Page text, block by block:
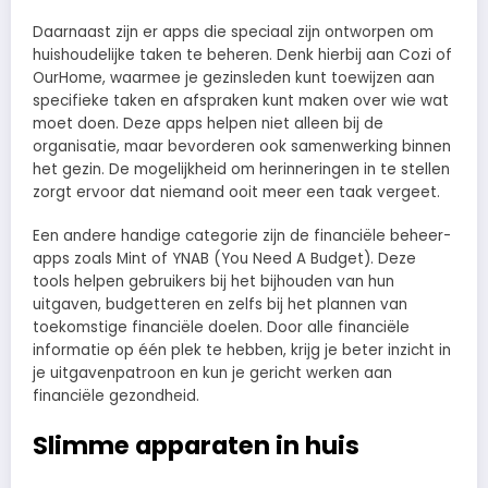
Daarnaast zijn er apps die speciaal zijn ontworpen om
huishoudelijke taken te beheren. Denk hierbij aan Cozi of
OurHome, waarmee je gezinsleden kunt toewijzen aan
specifieke taken en afspraken kunt maken over wie wat
moet doen. Deze apps helpen niet alleen bij de
organisatie, maar bevorderen ook samenwerking binnen
het gezin. De mogelijkheid om herinneringen in te stellen
zorgt ervoor dat niemand ooit meer een taak vergeet.
Een andere handige categorie zijn de financiële beheer-
apps zoals Mint of YNAB (You Need A Budget). Deze
tools helpen gebruikers bij het bijhouden van hun
uitgaven, budgetteren en zelfs bij het plannen van
toekomstige financiële doelen. Door alle financiële
informatie op één plek te hebben, krijg je beter inzicht in
je uitgavenpatroon en kun je gericht werken aan
financiële gezondheid.
Slimme apparaten in huis